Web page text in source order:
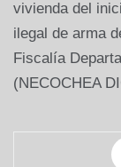
vivienda del
ilegal de arma
Fiscalía
(NECOCHEA